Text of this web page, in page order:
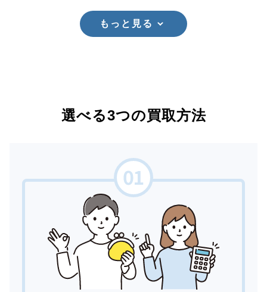
もっと見る
選べる3つの買取方法